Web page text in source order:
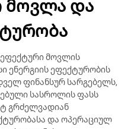
მოვლა და
მოვლის
ენერგიის ეფექტურობის
ფინანსურ სარგებელს,
სასროლის ფასს
გრძელვადიან
და ოპერაციულ